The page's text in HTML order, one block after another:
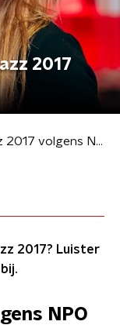
2017
Spotifylijst 'North Sea Jazz 2017 volgens NPO Radio 2'
2017? Luister
NPO